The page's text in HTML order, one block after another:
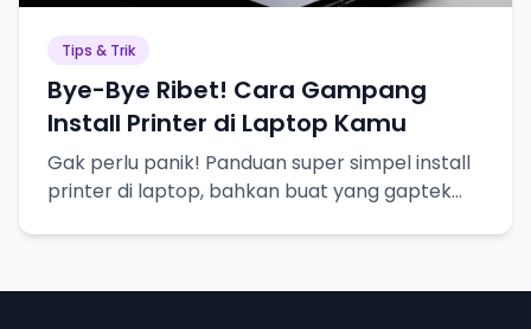
Tips & Trik
Bye-Bye Ribet! Cara Gampang
Install Printer di Laptop Kamu
Gak perlu panik! Panduan super simpel install
printer di laptop, bahkan buat yang gaptek